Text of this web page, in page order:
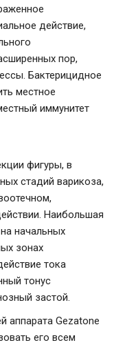
действие,
пор,
Бактерицидное
местное
иммунитет
фигуры, в
стадий варикоза,
Наибольшая
начальных
зонах
тока
тонус
застой.
аппарата Gezatone
его всем